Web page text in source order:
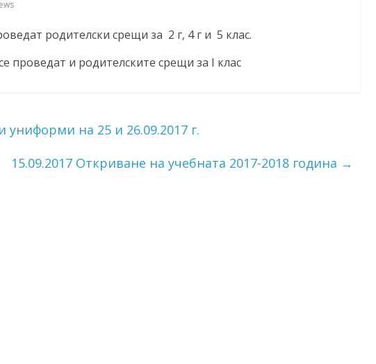
родителски срещи за 2 г, 4 г и 5 клас.
проведат и родителските срещи за I клас
униформи на 25 и 26.09.2017 г.
15.09.2017 Откриване на учебната 2017-2018 година →